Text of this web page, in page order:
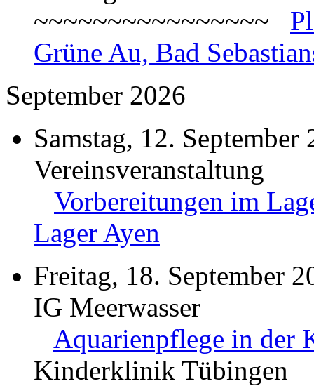
~~~~~~~~~~~~~~~~
Grüne Au, Bad
September 2026
Samstag, 12. September
Vereinsveranstaltung
Vorbereitungen im
Lager Ayen
Freitag, 18. September
IG Meerwasser
Aquarienpflege in der
Kinderklinik Tübingen